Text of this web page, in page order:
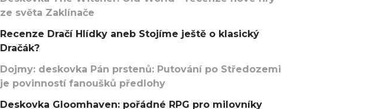
ze světa Zaklínače
Recenze Dračí Hlídky aneb Stojíme ještě o klasický
Dračák?
Dojmy: deskovka Pán prstenů: Putování po Středozemi
je povinností fanoušků předlohy
Deskovka Gloomhaven: pořádné RPG pro milovníky